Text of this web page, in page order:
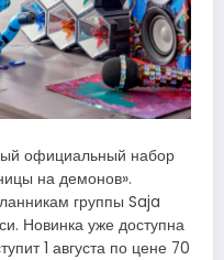
официальный набор
на демонов».
группы Saja
Новинка уже доступна
1 августа по цене 70